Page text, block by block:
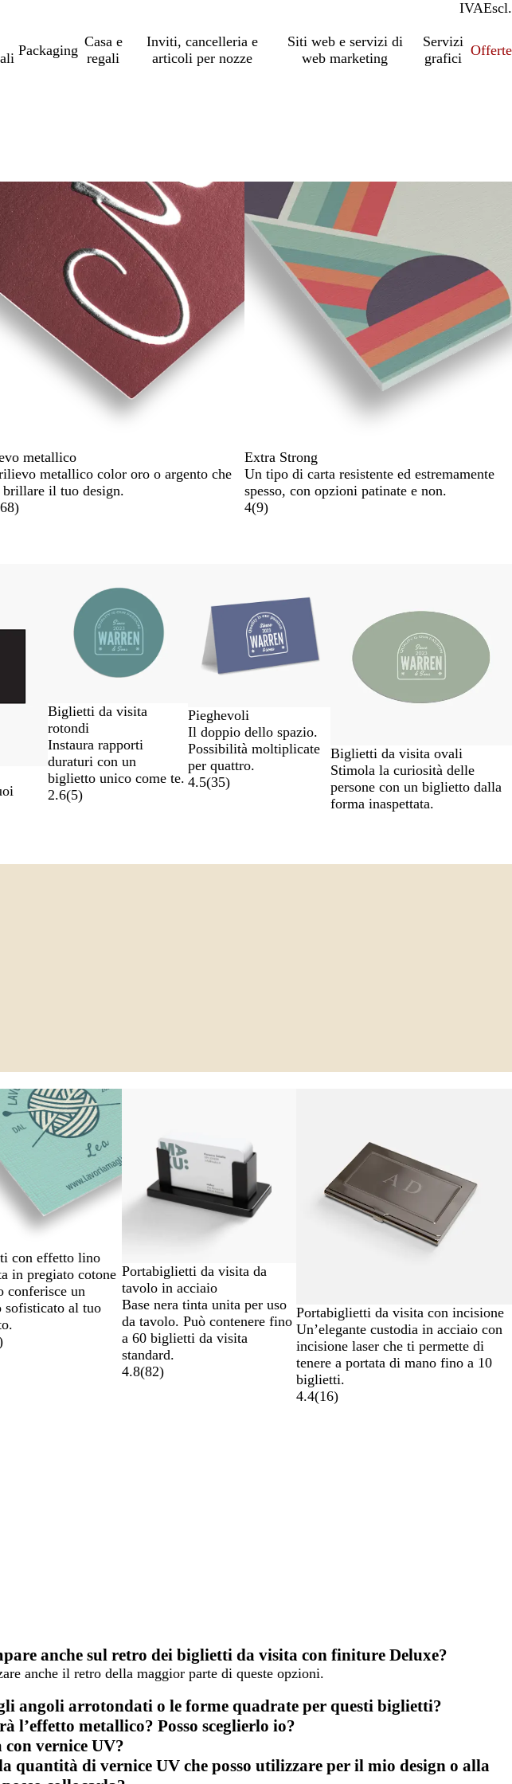
IVAIncl.
Escl.
Packaging
Casa e
regali
Inviti, cancelleria e
articoli per nozze
Siti web e servizi di
web marketing
Servizi
grafici
Offerte
metallico
metallico color oro o argento che
brillare il tuo design.
68)
Extra Strong
Un tipo di carta resistente ed estremamente
spesso, con opzioni patinate e non.
4(9)
Biglietti da visita
rotondi
Instaura rapporti
duraturi con un
biglietto unico come te.
2.6(5)
Pieghevoli
Il doppio dello spazio.
Possibilità moltiplicate
per quattro.
4.5(35)
Biglietti da visita ovali
Stimola la curiosità delle
persone con un biglietto dalla
forma inaspettata.
con effetto lino
in pregiato cotone
conferisce un
sofisticato al tuo
Portabiglietti da visita da
tavolo in acciaio
Base nera tinta unita per uso
da tavolo. Può contenere fino
a 60 biglietti da visita
standard.
4.8(82)
Portabiglietti da visita con incisione
Un’elegante custodia in acciaio con
incisione laser che ti permette di
tenere a portata di mano fino a 10
biglietti.
4.4(16)
anche sul retro dei biglietti da visita con finiture Deluxe?
anche il retro della maggior parte di queste opzioni.
gli angoli arrotondati o le forme quadrate per questi biglietti?
l’effetto metallico? Posso sceglierlo io?
con vernice UV?
quantità di vernice UV che posso utilizzare per il mio design o alla